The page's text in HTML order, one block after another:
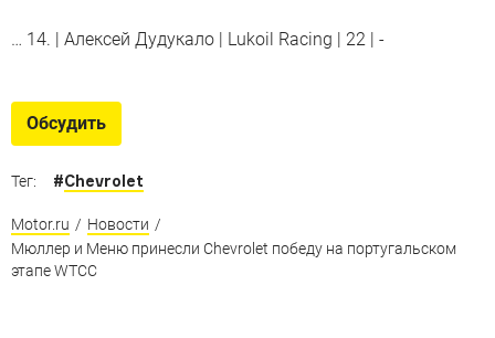
… 14. | Алексей Дудукало | Lukoil Racing | 22 | -
Обсудить
Тег: #Chevrolet
Motor.ru / Новости /
Мюллер и Меню принесли Chevrolet победу на португальском
этапе WTCC